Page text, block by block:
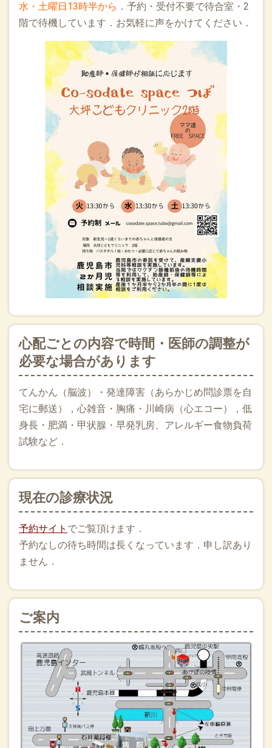
水・土曜日13時半から ．予約・受付不要で待合室・2
階で待機しています．お気軽に声をかけてください．
心配ごとの内容で時間・医師の調整が
必要な場合があります
てんかん（脳波）・発達障害（あらかじめ問診票を自
宅に郵送），心雑音・胸痛・川崎病（心エコー），低
身長・肥満・甲状腺・早発乳房、アレルギー食物負荷
試験など．
現在の診療状況
予約サイト でご覧頂けます．
予約なしの待ち時間は長くなっています．申し訳あり
ません．
ご案内